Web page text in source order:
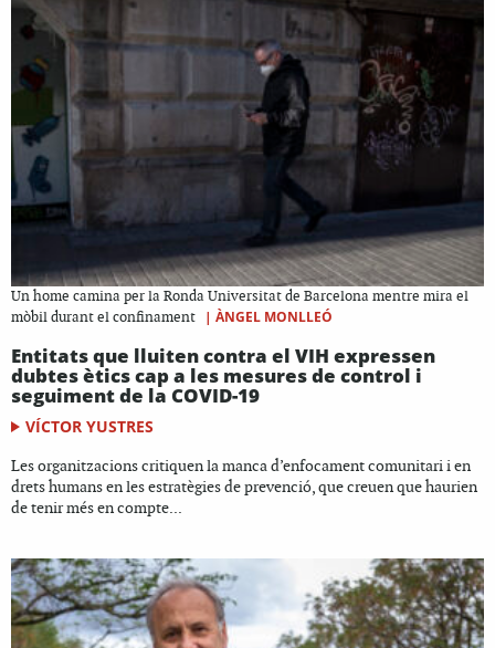
Un home camina per la Ronda Universitat de Barcelona mentre mira el
mòbil durant el confinament
| ÀNGEL MONLLEÓ
Entitats que lluiten contra el VIH expressen
dubtes ètics cap a les mesures de control i
seguiment de la COVID-19
VÍCTOR YUSTRES
Les organitzacions critiquen la manca d’enfocament comunitari i en
drets humans en les estratègies de prevenció, que creuen que haurien
de tenir més en compte...